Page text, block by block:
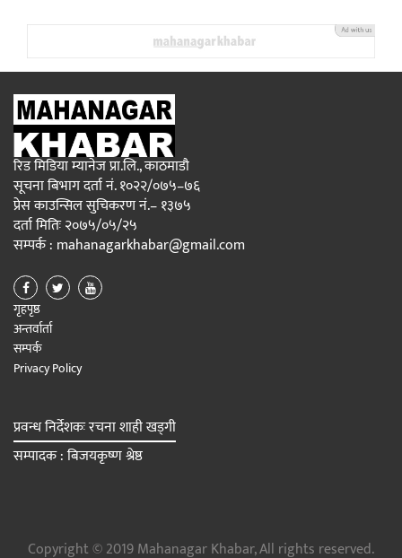
रिड मिडिया म्यानेज प्रा.लि., काठमाडौ
सूचना बिभाग दर्ता नं. १०२२/०७५–७६
प्रेस काउन्सिल सुचिकरण नं.– १३७५
दर्ता मितिः २०७५/०५/२५
सम्पर्क : mahanagarkhabar@gmail.com
गृहपृष्ठ
अन्तर्वार्ता
सम्पर्क
Privacy Policy
प्रवन्ध निर्देशकः रचना शाही खड्गी
सम्पादक : बिजयकृष्ण श्रेष्ठ
Copyright © 2019 Mahanagar Khabar, All rights reserved.